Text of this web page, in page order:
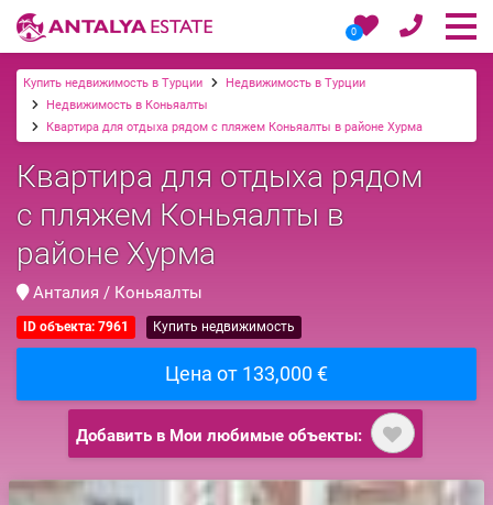
0
Купить недвижимость в Турции
Недвижимость в Турции
Недвижимость в Коньяалты
Квартира для отдыха рядом с пляжем Коньяалты в районе Хурма
Квартира для отдыха рядом
с пляжем Коньяалты в
районе Хурма
Анталия / Коньяалты
ID объекта: 7961 Купить недвижимость
Цена от 133,000 €
Добавить в Мои любимые объекты: